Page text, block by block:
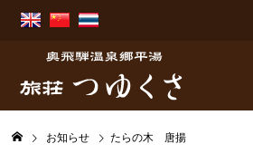
お知らせ たらの木 唐揚